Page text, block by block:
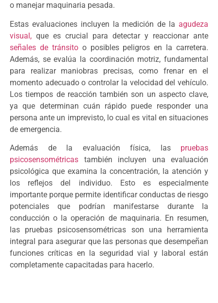
o manejar maquinaria pesada.
Estas evaluaciones incluyen la medición de la agudeza
visual, que es crucial para detectar y reaccionar ante
señales de tránsitoo posibles peligros en la carretera.
Además, se evalúa la coordinación motriz, fundamental
para realizar maniobras precisas, como frenar en el
momento adecuado o controlar la velocidad del vehículo.
Los tiempos de reacción también son un aspecto clave,
ya que determinan cuán rápido puede responder una
persona ante un imprevisto, lo cual es vital en situaciones
de emergencia.
Además de la evaluación física, las pruebas
psicosensométricas también incluyen una evaluación
psicológica que examina la concentración, la atención y
los reflejos del individuo. Esto es especialmente
importante porque permite identificar conductas de riesgo
potenciales que podrían manifestarse durante la
conducción o la operación de maquinaria. En resumen,
las pruebas psicosensométricas son una herramienta
integral para asegurar que las personas que desempeñan
funciones críticas en la seguridad vial y laboral están
completamente capacitadas para hacerlo.